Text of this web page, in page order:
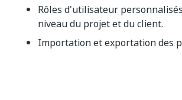
Rôles d'utilisateur
niveau du projet et du client.
Importation et exportation des